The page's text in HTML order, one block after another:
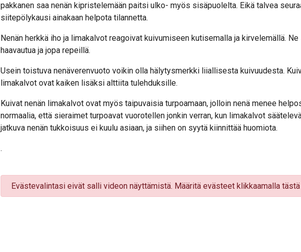
pakkanen saa nenän kipristelemään paitsi ulko- myös sisäpuolelta. Eikä talvea
siitepölykausi ainakaan helpota tilannetta.
Nenän herkkä iho ja limakalvot reagoivat kuivumiseen kutisemalla ja kirvelemällä.
haavautua ja jopa repeillä.
Usein toistuva nenäverenvuoto voikin olla hälytysmerkki liiallisesta kuivuudesta.
limakalvot ovat kaiken lisäksi alttiita tulehduksille.
Kuivat nenän limakalvot ovat myös taipuvaisia turpoamaan, jolloin nenä menee
normaalia, että sieraimet turpoavat vuorotellen jonkin verran, kun limakalvot
jatkuva nenän tukkoisuus ei kuulu asiaan, ja siihen on syytä kiinnittää huomiota.
.
Evästevalintasi eivät salli videon näyttämistä. Määritä evästeet klikkaamalla tästä